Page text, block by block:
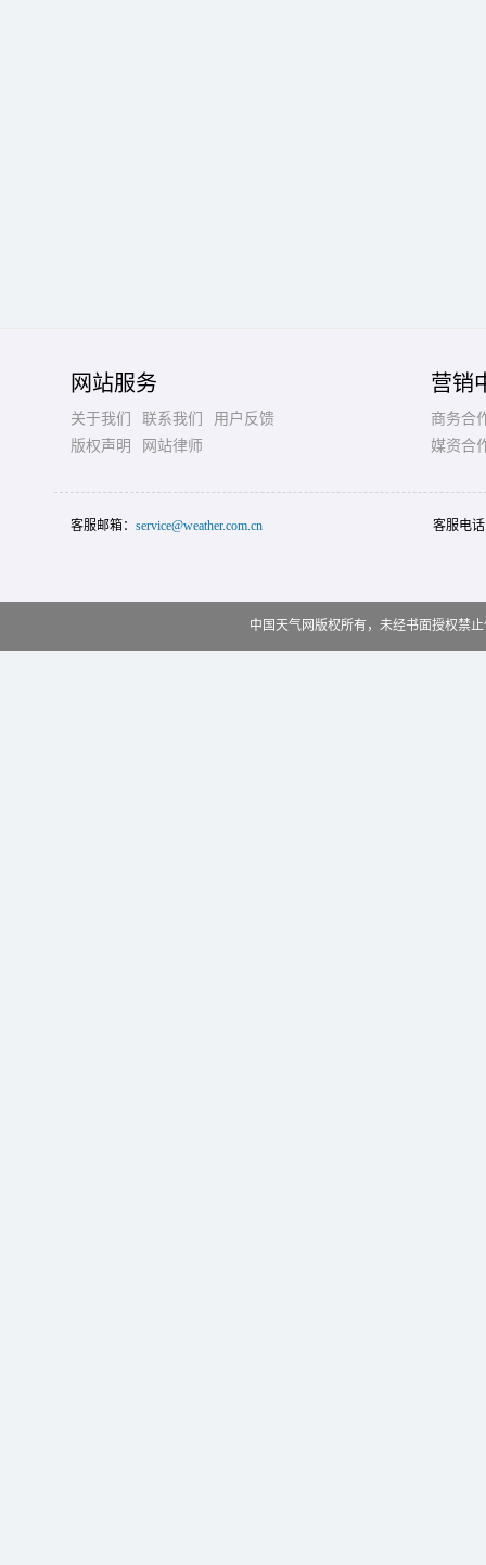
网站服务
关于我们 联系我们
用户反馈
版权声明
网站律师
营销
商务合
媒资合
客服邮箱： service@weather.com.cn 客服电
中国天气网版权所有，未经书面授权